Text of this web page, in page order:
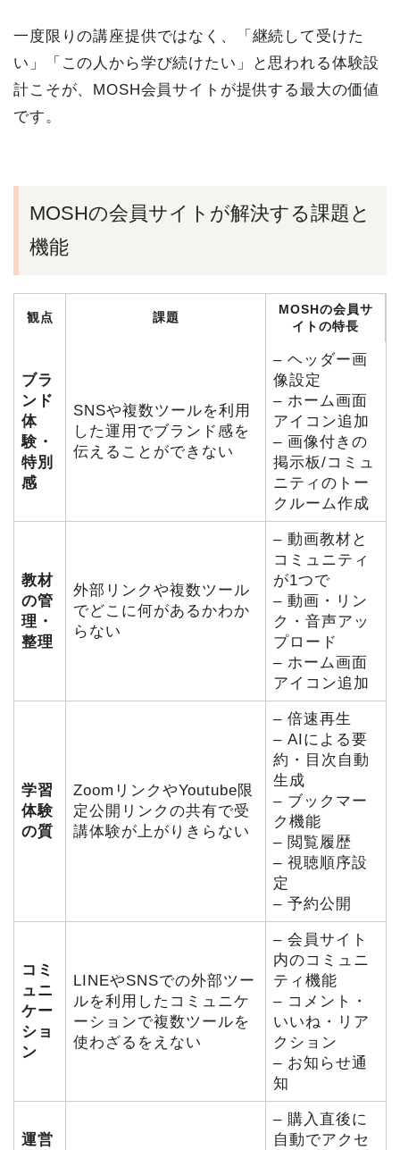
一度限りの講座提供ではなく、「継続して受けた
い」「この人から学び続けたい」と思われる体験設
計こそが、MOSH会員サイトが提供する最大の価値
です。
MOSHの会員サイトが解決する課題と
機能
観点 課題
MOSHの会員サ
イトの特長
ブラ
ンド
体
験・
特別
感
SNSや複数ツールを利用
した運用でブランド感を
伝えることができない
– ヘッダー画
像設定
– ホーム画面
アイコン追加
– 画像付きの
掲示板/コミュ
ニティのトー
クルーム作成
教材
の管
理・
整理
外部リンクや複数ツール
でどこに何があるかわか
らない
– 動画教材と
コミュニティ
が1つで
– 動画・リン
ク・音声アッ
プロード
– ホーム画面
アイコン追加
学習
体験
の質
ZoomリンクやYoutube限
定公開リンクの共有で受
講体験が上がりきらない
– 倍速再生
– AIによる要
約・目次自動
生成
– ブックマー
ク機能
– 閲覧履歴
– 視聴順序設
定
– 予約公開
コミ
ュニ
ケー
ショ
ン
LINEやSNSでの外部ツー
ルを利用したコミュニケ
ーションで複数ツールを
使わざるをえない
– 会員サイト
内のコミュニ
ティ機能
– コメント・
いいね・リア
クション
– お知らせ通
知
運営
– 購入直後に
自動でアクセ